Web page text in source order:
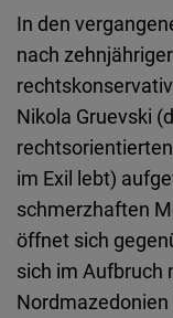
In den
nach
Nikola Gruevski
im Exil lebt)
schmerzhaften
öffnet sich
sich im Aufbruch
Embed
Embed
Podigee
Embed
D.Vinci
Embed